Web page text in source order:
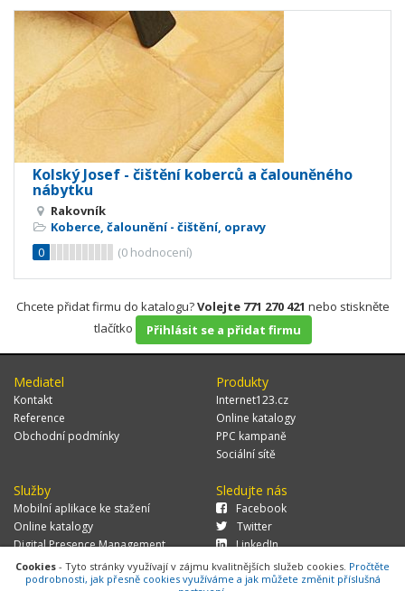
Kolský Josef - čištění koberců a čalouněného
nábytku
Rakovník
Koberce, čalounění - čištění, opravy
0
(0 hodnocení)
Chcete přidat firmu do katalogu?Volejte 771 270 421 nebo stiskněte
tlačítko
Přihlásit se a přidat firmu
Mediatel
Kontakt
Reference
Obchodní podmínky
Produkty
Internet123.cz
Online katalogy
PPC kampaně
Sociální sítě
Služby
Mobilní aplikace ke stažení
Online katalogy
Digital Presence Management
Více zákazníků
Sledujte nás
Facebook
Twitter
LinkedIn
Cookies - Tyto stránky využívají v zájmu kvalitnějších služeb cookies. Pročtěte
podrobnosti, jak přesně cookies využíváme a jak můžete změnit příslušná